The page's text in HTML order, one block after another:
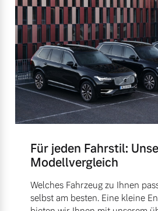
Für jeden Fahrstil:
Modellvergleich
Welches Fahrzeug zu Ihnen
selbst am besten. Eine kleine